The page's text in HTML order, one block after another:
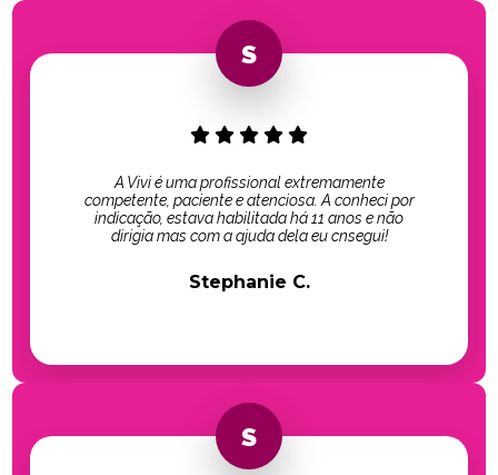
A Vivi é uma profissional extremamente
competente, paciente e atenciosa. A conheci por
indicação, estava habilitada há 11 anos e não
dirigia mas com a ajuda dela eu cnsegui!
Stephanie C.